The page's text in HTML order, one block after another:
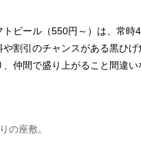
トビール（550円～）は、常時
や割引のチャンスがある黒ひ
仲間で盛り上がること間違い
の座敷。